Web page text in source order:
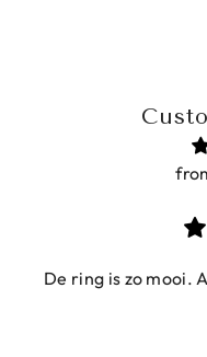
De ring is zo mooi.